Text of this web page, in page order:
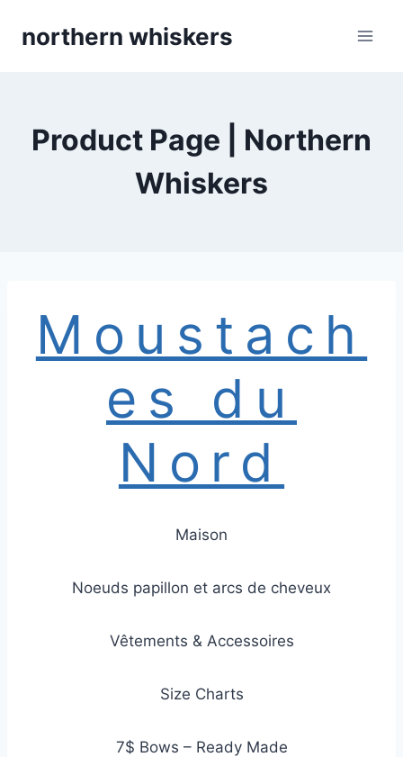
northern whiskers
Product Page | Northern
Whiskers
Moustach
es du
Nord
Maison
Noeuds papillon et arcs de cheveux
Vêtements & Accessoires
Size Charts
7$ Bows – Ready Made